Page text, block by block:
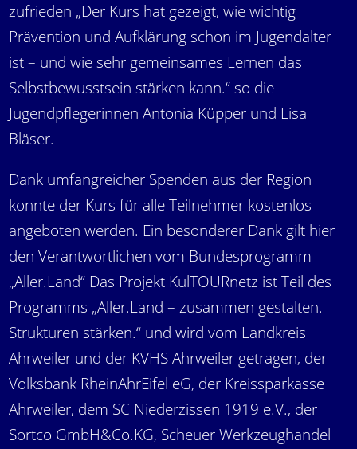
zufrieden „Der Kurs hat gezeigt, wie wichtig
Prävention und Aufklärung schon im Jugendalter
ist – und wie sehr gemeinsames Lernen das
Selbstbewusstsein stärken kann.“ so die
Jugendpflegerinnen Antonia Küpper und Lisa
Bläser.
Dank umfangreicher Spenden aus der Region
konnte der Kurs für alle Teilnehmer kostenlos
angeboten werden. Ein besonderer Dank gilt hier
den Verantwortlichen vom Bundesprogramm
„Aller.Land“ Das Projekt KulTOURnetz ist Teil des
Programms „Aller.Land – zusammen gestalten.
Strukturen stärken.“ und wird vom Landkreis
Ahrweiler und der KVHS Ahrweiler getragen, der
Volksbank RheinAhrEifel eG, der Kreissparkasse
Ahrweiler, dem SC Niederzissen 1919 e.V., der
Sortco GmbH&Co.KG, Scheuer Werkzeughandel